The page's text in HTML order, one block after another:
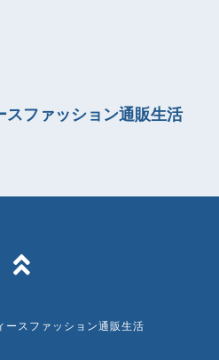
ファッション通販生活
スファッション通販生活